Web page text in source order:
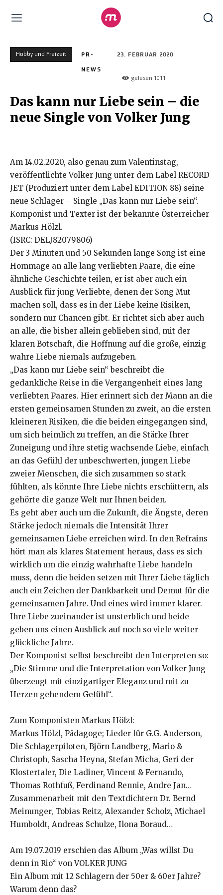
Hobby und Freizeit PR-
NEWS
23. FEBRUAR 2020
gelesen 1011
Das kann nur Liebe sein – die
neue Single von Volker Jung
Am 14.02.2020, also genau zum Valentinstag,
veröffentlichte Volker Jung unter dem Label RECORD
JET (Produziert unter dem Label EDITION 88) seine
neue Schlager – Single „Das kann nur Liebe sein“.
Komponist und Texter ist der bekannte Österreicher
Markus Hölzl.
(ISRC: DELJ82079806)
Der 3 Minuten und 50 Sekunden lange Song ist eine
Hommage an alle lang verliebten Paare, die eine
ähnliche Geschichte teilen, er ist aber auch ein
Ausblick für jung Verliebte, denen der Song Mut
machen soll, dass es in der Liebe keine Risiken,
sondern nur Chancen gibt. Er richtet sich aber auch
an alle, die bisher allein geblieben sind, mit der
klaren Botschaft, die Hoffnung auf die große, einzig
wahre Liebe niemals aufzugeben.
„Das kann nur Liebe sein“ beschreibt die
gedankliche Reise in die Vergangenheit eines lang
verliebten Paares. Hier erinnert sich der Mann an die
ersten gemeinsamen Stunden zu zweit, an die ersten
kleineren Risiken, die die beiden eingegangen sind,
um sich heimlich zu treffen, an die Stärke Ihrer
Zuneigung und ihre stetig wachsende Liebe, einfach
an das Gefühl der unbeschwerten, jungen Liebe
zweier Menschen, die sich zusammen so stark
fühlten, als könnte Ihre Liebe nichts erschüttern, als
gehörte die ganze Welt nur Ihnen beiden.
Es geht aber auch um die Zukunft, die Ängste, deren
Stärke jedoch niemals die Intensität Ihrer
gemeinsamen Liebe erreichen wird. In den Refrains
hört man als klares Statement heraus, dass es sich
wirklich um die einzig wahrhafte Liebe handeln
muss, denn die beiden setzen mit Ihrer Liebe täglich
auch ein Zeichen der Dankbarkeit und Demut für die
gemeinsamen Jahre. Und eines wird immer klarer.
Ihre Liebe zueinander ist unsterblich und beide
geben uns einen Ausblick auf noch so viele weiter
glückliche Jahre.
Der Komponist selbst beschreibt den Interpreten so:
„Die Stimme und die Interpretation von Volker Jung
überzeugt mit einzigartiger Eleganz und mit zu
Herzen gehendem Gefühl“.
Zum Komponisten Markus Hölzl:
Markus Hölzl, Pädagoge; Lieder für G.G. Anderson,
Die Schlagerpiloten, Björn Landberg, Mario &
Christoph, Sascha Heyna, Stefan Micha, Geri der
Klostertaler, Die Ladiner, Vincent & Fernando,
Thomas Rothfuß, Ferdinand Rennie, Andre Jan…
Zusammenarbeit mit den Textdichtern Dr. Bernd
Meinunger, Tobias Reitz, Alexander Scholz, Michael
Humboldt, Andreas Schulze, Ilona Boraud…
Am 19.07.2019 erschien das Album „Was willst Du
denn in Rio“ von VOLKER JUNG
Ein Album mit 12 Schlagern der 50er & 60er Jahre?
Warum denn das?